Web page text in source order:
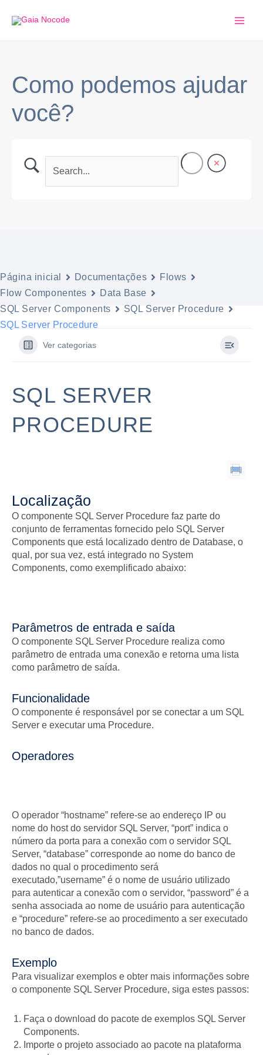
para
Como podemos ajudar
você?
Página inicial Documentações
Flows
Flow Componentes
Data Base
SQL Server Components
SQL Server Procedure
SQL Server Procedure
Ver categorias
SQL SERVER
PROCEDURE
Localização
O componente SQL Server Procedure faz parte do
conjunto de ferramentas fornecido pelo SQL Server
Components que está localizado dentro de Database, o
qual, por sua vez, está integrado no System
Components, como exemplificado abaixo:
Parâmetros de entrada e saída
O componente SQL Server Procedure realiza como
parâmetro de entrada uma conexão e retorna uma lista
como parâmetro de saída.
Funcionalidade
O componente é responsável por se conectar a um SQL
Server e executar uma Procedure.
Operadores
O operador “hostname” refere-se ao endereço IP ou
nome do host do servidor SQL Server, “port” indica o
número da porta para a conexão com o servidor SQL
Server, “database” corresponde ao nome do banco de
dados no qual o procedimento será
executado,”username” é o nome de usuário utilizado
para autenticar a conexão com o servidor, “password” é a
senha associada ao nome de usuário para autenticação
e “procedure” refere-se ao procedimento a ser executado
no banco de dados.
Exemplo
Para visualizar exemplos e obter mais informações sobre
o componente SQL Server Procedure, siga estes passos:
Faça o download do pacote de exemplos SQL Server
Components.
Importe o projeto associado ao pacote na plataforma